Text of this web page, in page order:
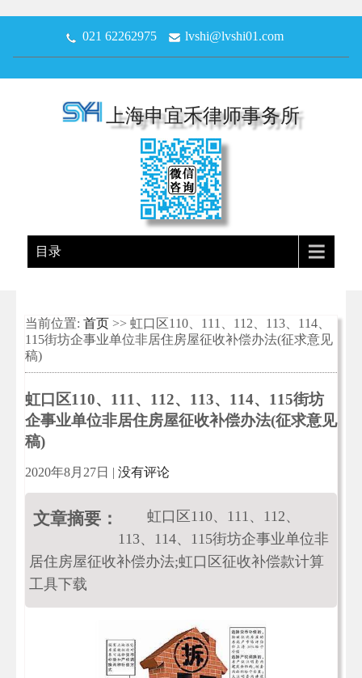
021 62262975 lvshi@lvshi01.com
上海申宜禾律师事务所
目录
当前位置: 首页 >> 虹口区110、111、112、113、114、
115街坊企事业单位非居住房屋征收补偿办法(征求意见
稿)
虹口区110、111、112、113、114、115街坊
企事业单位非居住房屋征收补偿办法(征求意见
稿)
2020年8月27日 | 没有评论
文章摘要：
虹口区110、111、112、
113、114、115街坊企事业单位非
居住房屋征收补偿办法;虹口区征收补偿款计算
工具下载